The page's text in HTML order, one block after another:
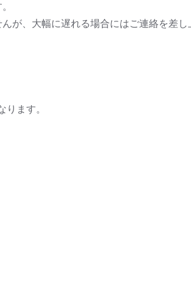
が、大幅に遅れる場合にはご連絡を差し
ます。